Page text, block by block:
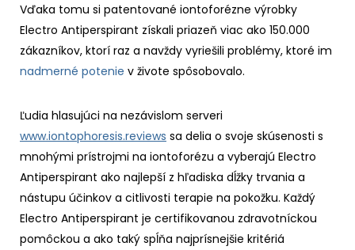
Vďaka tomu si patentované iontoforézne výrobky
Electro Antiperspirant získali priazeň viac ako 150.000
zákazníkov, ktorí raz a navždy vyriešili problémy, ktoré im
nadmerné potenie v živote spôsobovalo.
Ľudia hlasujúci na nezávislom serveri
www.iontophoresis.reviews sa delia o svoje skúsenosti s
mnohými prístrojmi na iontoforézu a vyberajú Electro
Antiperspirant ako najlepší z hľadiska dĺžky trvania a
nástupu účinkov a citlivosti terapie na pokožku. Každý
Electro Antiperspirant je certifikovanou zdravotníckou
pomôckou a ako taký spĺňa najprísnejšie kritériá